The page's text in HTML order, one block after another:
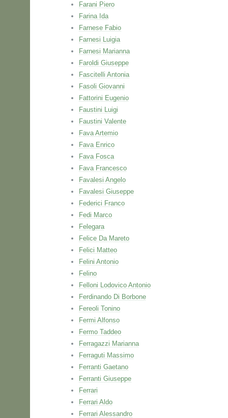
Farani Piero
Farina Ida
Farnese Fabio
Farnesi Luigia
Farnesi Marianna
Faroldi Giuseppe
Fascitelli Antonia
Fasoli Giovanni
Fattorini Eugenio
Faustini Luigi
Faustini Valente
Fava Artemio
Fava Enrico
Fava Fosca
Fava Francesco
Favalesi Angelo
Favalesi Giuseppe
Federici Franco
Fedi Marco
Felegara
Felice Da Mareto
Felici Matteo
Felini Antonio
Felino
Felloni Lodovico Antonio
Ferdinando Di Borbone
Fereoli Tonino
Fermi Alfonso
Fermo Taddeo
Ferragazzi Marianna
Ferraguti Massimo
Ferranti Gaetano
Ferranti Giuseppe
Ferrari
Ferrari Aldo
Ferrari Alessandro